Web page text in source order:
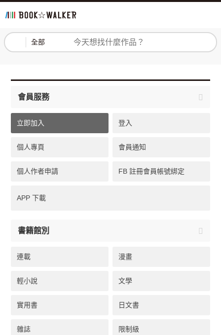
全部 登入 註冊
會員服務
立即加入 登入
個人專頁 會員通知
個人作者申請 FB 註冊會員帳號綁定
APP 下載
書籍館別
連載 漫畫
輕小說 文學
實用書 日文書
雜誌 限制級